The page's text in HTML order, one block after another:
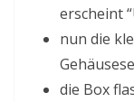
erscheint
nun die
die Box